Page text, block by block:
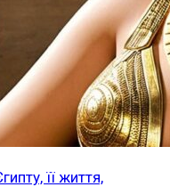
її життя,